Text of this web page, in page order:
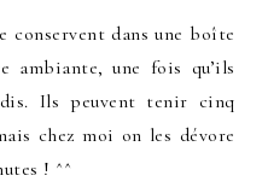
conservent dans une boîte
ambiante, une fois qu’ils
Ils peuvent tenir cinq
chez moi on les dévore
! ^^